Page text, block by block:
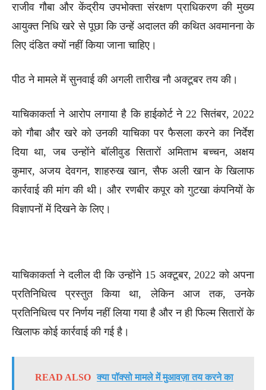
राजीव गौबा और केंद्रीय उपभोक्ता संरक्षण प्राधिकरण की मुख्य
आयुक्त निधि खरे से पूछा कि उन्हें अदालत की कथित अवमानना ​​के
लिए दंडित क्यों नहीं किया जाना चाहिए।
पीठ ने मामले में सुनवाई की अगली तारीख नौ अक्टूबर तय की।
याचिकाकर्ता ने आरोप लगाया है कि हाईकोर्ट ने 22 सितंबर, 2022
को गौबा और खरे को उनकी याचिका पर फैसला करने का निर्देश
दिया था, जब उन्होंने बॉलीवुड सितारों अमिताभ बच्चन, अक्षय
कुमार, अजय देवगन, शाहरुख खान, सैफ अली खान के खिलाफ
कार्रवाई की मांग की थी। और रणबीर कपूर को गुटखा कंपनियों के
विज्ञापनों में दिखने के लिए।
याचिकाकर्ता ने दलील दी कि उन्होंने 15 अक्टूबर, 2022 को अपना
प्रतिनिधित्व प्रस्तुत किया था, लेकिन आज तक, उनके
प्रतिनिधित्व पर निर्णय नहीं लिया गया है और न ही फिल्म सितारों के
खिलाफ कोई कार्रवाई की गई है।
READ ALSO क्या पॉक्सो मामले में मुआवज़ा तय करने का